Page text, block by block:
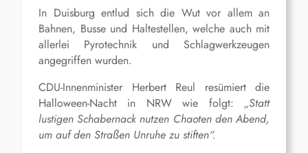
In Duisburg entlud sich die Wut vor allem an
Bahnen, Busse und Haltestellen, welche auch mit
allerlei Pyrotechnik und Schlagwerkzeugen
angegriffen wurden.
CDU-Innenminister Herbert Reul resümiert die
Halloween-Nacht in NRW wie folgt: „Statt
lustigen Schabernack nutzen Chaoten den Abend,
um auf den Straßen Unruhe zu stiften“.